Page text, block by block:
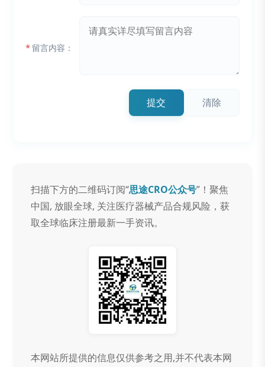
* 留言内容：
提交 清除
扫描下方的二维码订阅“思途CRO公众号”！聚焦
中国, 放眼全球, 关注医疗器械产品合规风险，获
取全球临床注册最新一手资讯。
本网站所提供的信息仅供参考之用,并不代表本网